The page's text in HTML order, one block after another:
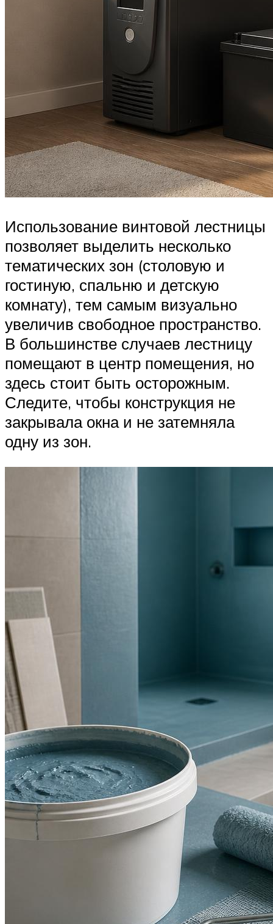
Использование винтовой лестницы
позволяет выделить несколько
тематических зон (столовую и
гостиную, спальню и детскую
комнату), тем самым визуально
увеличив свободное пространство.
В большинстве случаев лестницу
помещают в центр помещения, но
здесь стоит быть осторожным.
Следите, чтобы конструкция не
закрывала окна и не затемняла
одну из зон.